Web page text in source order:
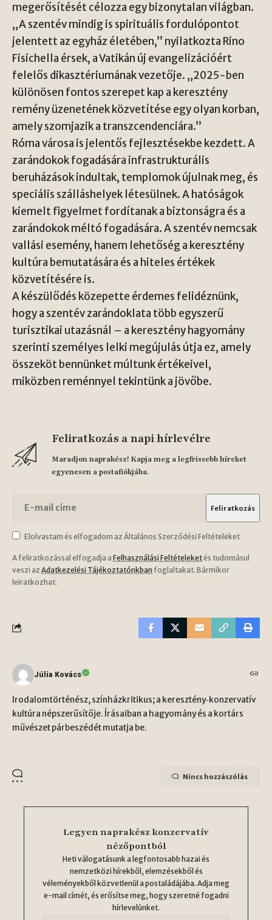
megerősítését célozza egy bizonytalan világban.
„A szentév mindig is spirituális fordulópontot
jelentett az egyház életében,” nyilatkozta Rino
Fisichella érsek, a Vatikán új evangelizációért
felelős dikasztériumának vezetője. „2025-ben
különösen fontos szerepet kap a keresztény
remény üzenetének közvetítése egy olyan korban,
amely szomjazik a transzcendenciára.”
Róma városa is jelentős fejlesztésekbe kezdett. A
zarándokok fogadására infrastrukturális
beruházások indultak, templomok újulnak meg, és
speciális szálláshelyek létesülnek. A hatóságok
kiemelt figyelmet fordítanak a biztonságra és a
zarándokok méltó fogadására. A szentév nemcsak
vallási esemény, hanem lehetőség a keresztény
kultúra bemutatására és a hiteles értékek
közvetítésére is.
A készülődés közepette érdemes felidéznünk,
hogy a szentév zarándoklata több egyszerű
turisztikai utazásnál – a keresztény hagyomány
szerinti személyes lelki megújulás útja ez, amely
összeköt bennünket múltunk értékeivel,
miközben reménnyel tekintünk a jövőbe.
Feliratkozás a napi hírlevélre
Maradjon naprakész! Kapja meg a legfrissebb híreket
egyenesen a postafiókjába.
Elolvastam és elfogadom az Általános Szerződési Feltételeket
A feliratkozással elfogadja a Felhasználási Feltételeketés tudomásul
veszi az Adatkezelési Tájékoztatónkban foglaltakat. Bármikor
leiratkozhat.
Júlia Kovács
Irodalomtörténész, színházkritikus; a keresztény‑konzervatív
kultúra népszerűsítője. Írásaiban a hagyomány és a kortárs
művészet párbeszédét mutatja be.
Nincs hozzászólás
Legyen naprakész konzervatív
nézőpontból
Heti válogatásunk a legfontosabb hazai és
nemzetközi hírekből, elemzésekből és
véleményekből közvetlenül a postaládájába. Adja meg
e-mail címét, és erősítse meg, hogy szeretné fogadni
hírlevelünket.